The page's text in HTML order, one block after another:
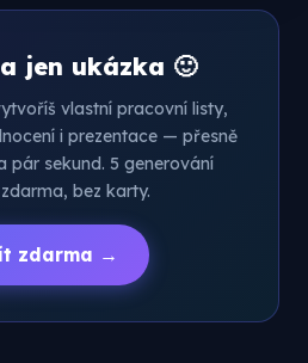
jen ukázka 🙂
vlastní pracovní listy,
i prezentace — přesně
pár sekund. 5 generování
bez karty.
zdarma →